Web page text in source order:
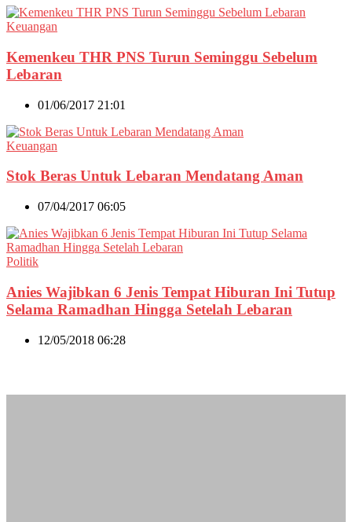
Keuangan
Kemenkeu THR PNS Turun Seminggu Sebelum
Lebaran
01/06/2017 21:01
Keuangan
Stok Beras Untuk Lebaran Mendatang Aman
07/04/2017 06:05
Politik
Anies Wajibkan 6 Jenis Tempat Hiburan Ini Tutup
Selama Ramadhan Hingga Setelah Lebaran
12/05/2018 06:28